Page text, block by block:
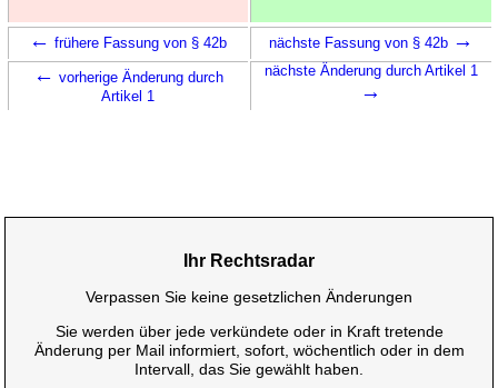
← frühere Fassung von § 42b nächste Fassung von § 42b →
← vorherige Änderung durch
Artikel 1
nächste Änderung durch Artikel 1
→
Ihr Rechtsradar
Verpassen Sie keine gesetzlichen Änderungen
Sie werden über jede verkündete oder in Kraft tretende
Änderung per Mail informiert, sofort, wöchentlich oder in dem
Intervall, das Sie gewählt haben.